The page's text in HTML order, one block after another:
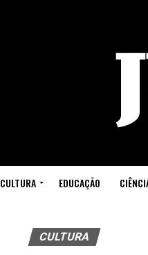
CULTURA EDUCAÇÃO
CULTURA